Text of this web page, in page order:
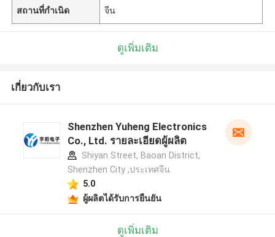
สถานที่กำเนิด จีน
ดูเพิ่มเติม
เกี่ยวกับเรา
Shenzhen Yuheng Electronics
Co., Ltd. รายละเอียดผู้ผลิต
Shiyan Street, Baoan District,
Shenzhen City ,ประเทศจีน
5.0
ผู้ผลิตได้รับการยืนยัน
ดูเพิ่มเติม